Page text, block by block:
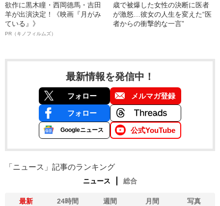
欲作に黒木瞳・西岡德馬・吉田
羊が出演決定！《映画『月がみ
ている』》
PR（キノフィルムズ）
歳で被爆した女性の決断に医者
が激怒…彼女の人生を変えた“医
者からの衝撃的な一言”
最新情報を発信中！
フォロー メルマガ登録
フォロー
Googleニュース 公式YouTube
「ニュース」記事のランキング
ニュース 総合
最新 24時間 週間 月間 写真